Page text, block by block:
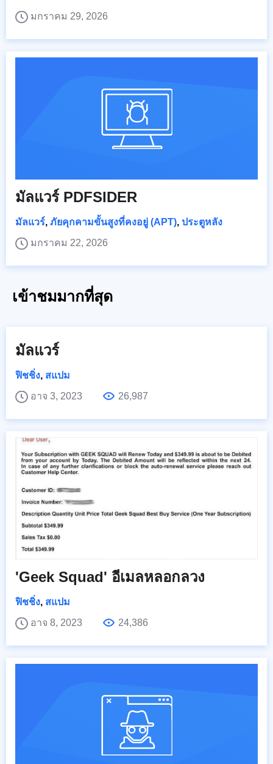
มกราคม 29, 2026
มัลแวร์ PDFSIDER
มัลแวร์, ภัยคุกคามขั้นสูงที่คงอยู่ (APT), ประตูหลัง
มกราคม 22, 2026
เข้าชมมากที่สุด
มัลแวร์
ฟิชชิ่ง, สแปม
อาจ 3, 2023
26,987
'Geek Squad' อีเมลหลอกลวง
ฟิชชิ่ง, สแปม
อาจ 8, 2023
24,386